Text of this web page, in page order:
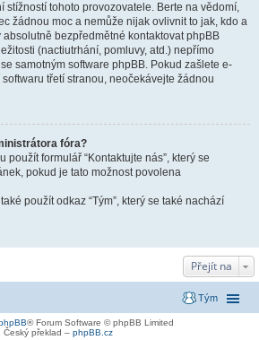
stížností tohoto provozovatele. Berte na vědomí,
žádnou moc a nemůže nijak ovlivnit to jak, kdo a
absolutně bezpředmětné kontaktovat phpBB
(nactiutrhání, pomluvy, atd.) nepřímo
samotným software phpBB. Pokud zašlete e-
třetí stranou, neočekávejte žádnou
fóra?
použít formulář “Kontaktujte nás”, který se
pokud je tato možnost povolena
použít odkaz “Tým”, který se také nachází
Přejít na
Tým
® Forum Software © phpBB Limited
Český překlad – phpBB.cz